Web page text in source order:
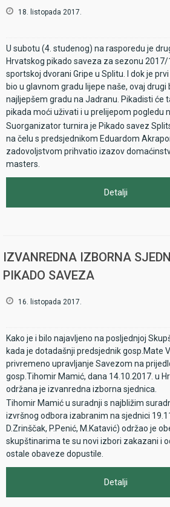
18. listopada 2017.
U subotu (4. studenog) na rasporedu je
Hrvatskog pikado saveza za sezonu
sportskoj dvorani Gripe u Splitu. I dok je
bio u glavnom gradu lijepe naše, ovaj
najljepšem gradu na Jadranu. Pikadisti će
pikada moći uživati i u prelijepom pogledu
Suorganizator turnira je Pikado savez
na čelu s predsjednikom Eduardom
zadovoljstvom prihvatio izazov
masters.
Detalji
IZVANREDNA IZBORNA
PIKADO SAVEZA
16. listopada 2017.
Kako je i bilo najavljeno na posljednjoj
kada je dotadašnji predsjednik gosp.Mate
privremeno upravljanje Savezom na
gosp.Tihomir Mamić, dana 14.10.2017. u
održana je izvanredna izborna sjednica.
Tihomir Mamić u suradnji s najbližim
izvršnog odbora izabranim na sjednici
D.Zrinščak, P.Penić, M.Katavić) održao je
skupštinarima te su novi izbori zakazani i
ostale obaveze dopustile.
Detalji